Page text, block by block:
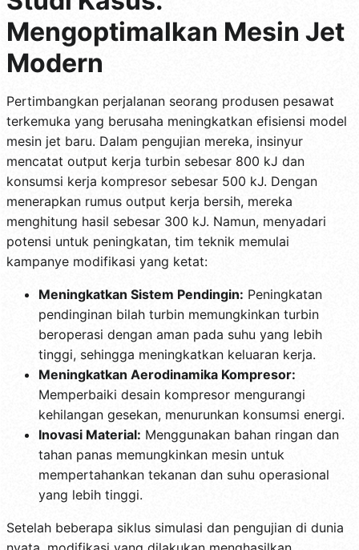
Mengoptimalkan Mesin Jet
Modern
Pertimbangkan perjalanan seorang produsen pesawat
terkemuka yang berusaha meningkatkan efisiensi model
mesin jet baru. Dalam pengujian mereka, insinyur
mencatat output kerja turbin sebesar 800 kJ dan
konsumsi kerja kompresor sebesar 500 kJ. Dengan
menerapkan rumus output kerja bersih, mereka
menghitung hasil sebesar 300 kJ. Namun, menyadari
potensi untuk peningkatan, tim teknik memulai
kampanye modifikasi yang ketat:
Meningkatkan Sistem Pendingin: Peningkatan
pendinginan bilah turbin memungkinkan turbin
beroperasi dengan aman pada suhu yang lebih
tinggi, sehingga meningkatkan keluaran kerja.
Meningkatkan Aerodinamika Kompresor:
Memperbaiki desain kompresor mengurangi
kehilangan gesekan, menurunkan konsumsi energi.
Inovasi Material: Menggunakan bahan ringan dan
tahan panas memungkinkan mesin untuk
mempertahankan tekanan dan suhu operasional
yang lebih tinggi.
Setelah beberapa siklus simulasi dan pengujian di dunia